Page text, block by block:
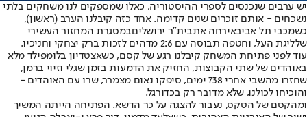
יש ערבים שנכנסים לספרי ההיסטוריה, כאלו שמספקים לנו משחקים בלתי
נשכחים - אותם זוכרים שנים קדימה. אחד כזה קיבלנו הערב (ראשון),
כשמכבי תל אביבאירחה אתבית"ר ירושליםבמסגרת המחזור העשירי
שלליגת העל, וחטפה תבוסה עם 2:6 מדהים לזכות ברק יצחקי וחניכיו.
עוד לפני פתיחת המשחק קיבלנו רגע של קסם, כשאצטדיון בלומפילד מלא
באוהדים של שתי הקבוצות, החזיק את הדמעות בזמן שגלי וזיוי ברמן,
שחזרו מהשבי אחרי 738 ימים, סיפקו נאום מצמרר, שרו עם האוהדים -
והוכיחו לכולנו, שלא מדובר רק בכדורגל.
ומהקסם של הטקס, נעבור להצגה על כר הדשא. הפתיחה הייתה המשיך